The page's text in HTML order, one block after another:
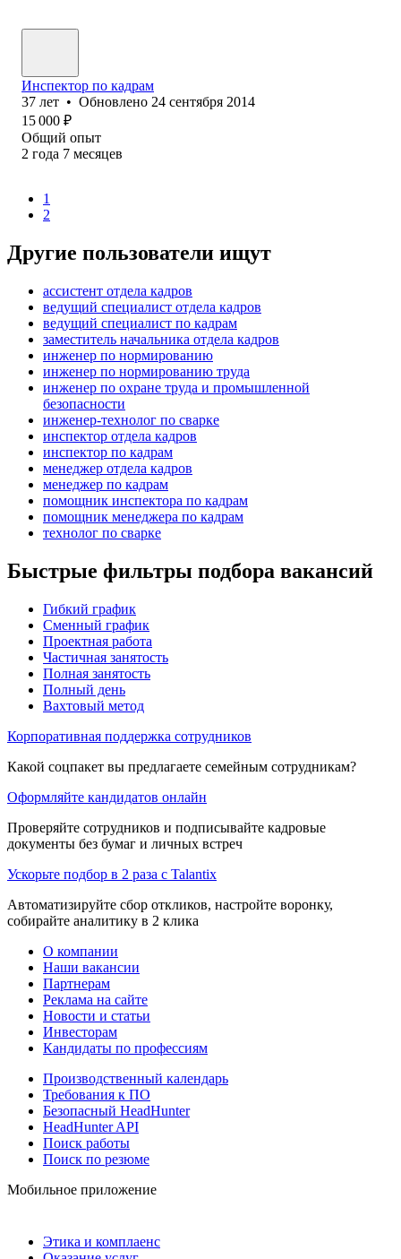
Инспектор по кадрам
37 лет • Обновлено 24 сентября 2014
15 000 ₽
Общий опыт
2 года 7 месяцев
1
2
Другие пользователи ищут
ассистент отдела кадров
ведущий специалист отдела кадров
ведущий специалист по кадрам
заместитель начальника отдела кадров
инженер по нормированию
инженер по нормированию труда
инженер по охране труда и промышленной
безопасности
инженер-технолог по сварке
инспектор отдела кадров
инспектор по кадрам
менеджер отдела кадров
менеджер по кадрам
помощник инспектора по кадрам
помощник менеджера по кадрам
технолог по сварке
Быстрые фильтры подбора вакансий
Гибкий график
Сменный график
Проектная работа
Частичная занятость
Полная занятость
Полный день
Вахтовый метод
Корпоративная поддержка сотрудников
Какой соцпакет вы предлагаете семейным сотрудникам?
Оформляйте кандидатов онлайн
Проверяйте сотрудников и подписывайте кадровые
документы без бумаг и личных встреч
Ускорьте подбор в 2 раза с Talantix
Автоматизируйте сбор откликов, настройте воронку,
собирайте аналитику в 2 клика
О компании
Наши вакансии
Партнерам
Реклама на сайте
Новости и статьи
Инвесторам
Кандидаты по профессиям
Производственный календарь
Требования к ПО
Безопасный HeadHunter
HeadHunter API
Поиск работы
Поиск по резюме
Мобильное приложение
Этика и комплаенс